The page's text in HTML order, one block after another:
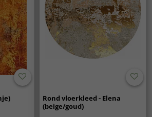
Rond vloerkleed - Elena
(beige/goud)